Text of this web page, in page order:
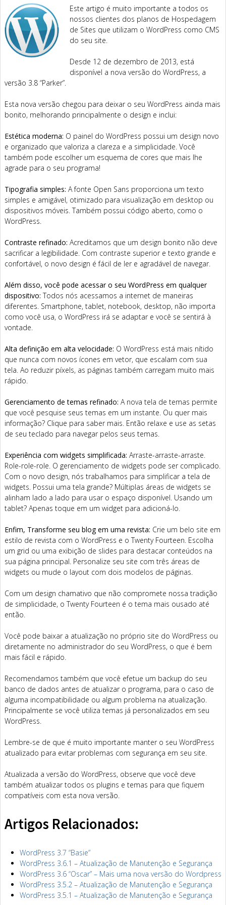
Este artigo é muito importante a todos os
nossos clientes dos planos de Hospedagem
de Sites que utilizam o WordPress como CMS
do seu site.
Desde 12 de dezembro de 2013, está
disponível a nova versão do WordPress, a
versão 3.8 “Parker”.
Esta nova versão chegou para deixar o seu WordPress ainda mais
bonito, melhorando principalmente o design e inclui:
Estética moderna: O painel do WordPress possui um design novo
e organizado que valoriza a clareza e a simplicidade. Você
também pode escolher um esquema de cores que mais lhe
agrade para o seu programa!
Tipografia simples: A fonte Open Sans proporciona um texto
simples e amigável, otimizado para visualização em desktop ou
dispositivos móveis. Também possui código aberto, como o
WordPress.
Contraste refinado: Acreditamos que um design bonito não deve
sacrificar a legibilidade. Com contraste superior e texto grande e
confortável, o novo design é fácil de ler e agradável de navegar.
Além disso, você pode acessar o seu WordPress em qualquer
dispositivo: Todos nós acessamos a internet de maneiras
diferentes. Smartphone, tablet, notebook, desktop, não importa
como você usa, o WordPress irá se adaptar e você se sentirá à
vontade.
Alta definição em alta velocidade: O WordPress está mais nítido
que nunca com novos ícones em vetor, que escalam com sua
tela. Ao reduzir píxels, as páginas também carregam muito mais
rápido.
Gerenciamento de temas refinado: A nova tela de temas permite
que você pesquise seus temas em um instante. Ou quer mais
informação? Clique para saber mais. Então relaxe e use as setas
de seu teclado para navegar pelos seus temas.
Experiência com widgets simplificada: Arraste-arraste-arraste.
Role-role-role. O gerenciamento de widgets pode ser complicado.
Com o novo design, nós trabalhamos para simplificar a tela de
widgets. Possui uma tela grande? Múltiplas áreas de widgets se
alinham lado a lado para usar o espaço disponível. Usando um
tablet? Apenas toque em um widget para adicioná-lo.
Enfim, Transforme seu blog em uma revista: Crie um belo site em
estilo de revista com o WordPress e o Twenty Fourteen. Escolha
um grid ou uma exibição de slides para destacar conteúdos na
sua página principal. Personalize seu site com três áreas de
widgets ou mude o layout com dois modelos de páginas.
Com um design chamativo que não compromete nossa tradição
de simplicidade, o Twenty Fourteen é o tema mais ousado até
então.
Você pode baixar a atualização no próprio site do WordPress ou
diretamente no administrador do seu WordPress, o que é bem
mais fácil e rápido.
Recomendamos também que você efetue um backup do seu
banco de dados antes de atualizar o programa, para o caso de
alguma incompatibilidade ou algum problema na atualização.
Principalmente se você utiliza temas já personalizados em seu
WordPress.
Lembre-se de que é muito importante manter o seu WordPress
atualizado para evitar problemas com segurança em seu site.
Atualizada a versão do WordPress, observe que você deve
também atualizar todos os plugins e temas para que fiquem
compatíveis com esta nova versão.
Artigos Relacionados:
WordPress 3.7 “Basie”
WordPress 3.6.1 – Atualização de Manutenção e Segurança
WordPress 3.6 “Oscar” – Mais uma nova versão do Wordpress
WordPress 3.5.2 – Atualização de Manutenção e Segurança
WordPress 3.5.1 – Atualização de Manutenção e Segurança